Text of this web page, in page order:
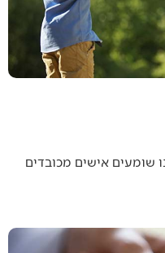
אישים מכובדים